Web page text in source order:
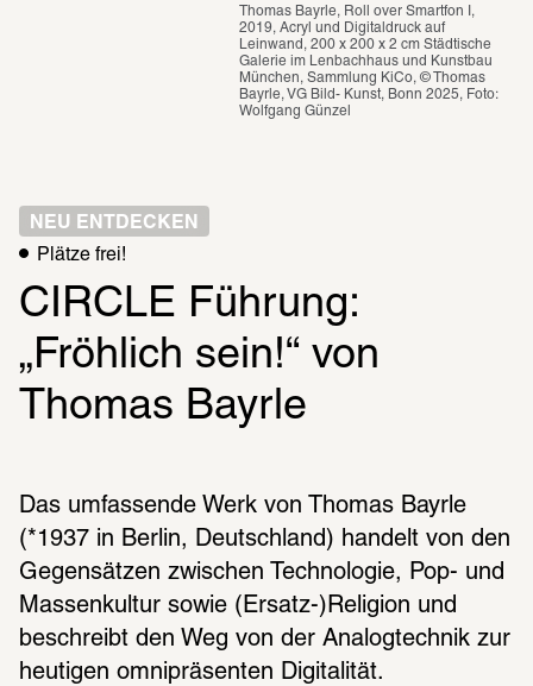
Thomas Bayrle, Roll over Smartfon I,
2019, Acryl und Digitaldruck auf
Leinwand, 200 x 200 x 2 cm Städtische
Galerie im Lenbachhaus und Kunstbau
München, Sammlung KiCo, © Thomas
Bayrle, VG Bild- Kunst, Bonn 2025, Foto:
Wolfgang Günzel
NEU ENTDECKEN
Plätze frei!
CIRCLE Führung:
„Fröhlich sein!“ von
Thomas Bayrle
Das umfassende Werk von Thomas Bayrle
(*1937 in Berlin, Deutschland) handelt von den
Gegensätzen zwischen Technologie, Pop- und
Massenkultur sowie (Ersatz-)Religion und
beschreibt den Weg von der Analogtechnik zur
heutigen omnipräsenten Digitalität.